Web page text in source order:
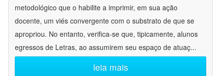
metodológico que o habilite a imprimir, em sua ação
docente, um viés convergente com o substrato de que se
apropriou. No entanto, verifica-se que, tipicamente, alunos
egressos de Letras, ao assumirem seu espaço de atuaç...
leia mais